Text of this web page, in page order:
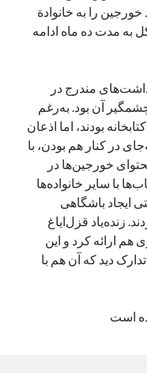
را به خانوادة
به مدت ده ماه ادامه
مندرج در
آن بود. به‌رغم
بودند، اما اذعان
در کنار هم بودن، با
خورجین‌ها در
با سایر خانواده‌ها
ایجاد باشگاهی
زنده‌یاد قزل‌ایاغ
هم ارائه کرد و این
دید که آن هم با
است